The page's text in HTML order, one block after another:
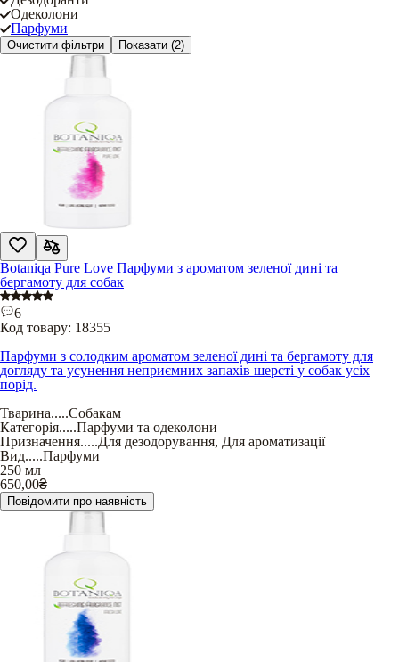
Одеколони
Парфуми
Очистити фільтри Показати (2)
Botaniqa Pure Love Парфуми з ароматом зеленої дині та
бергамоту для собак
6
Код товару: 18355
Парфуми з солодким ароматом зеленої дині та бергамоту для
догляду та усунення неприємних запахів шерсті у собак усіх
порід.
Тварина.....Собакам
Категорія.....Парфуми та одеколони
Призначення.....Для дезодорування, Для ароматизації
Вид.....Парфуми
250 мл
650,00₴
Повідомити про наявність